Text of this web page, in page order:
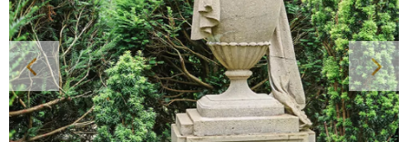
Doppelgrabsteine
Kindergrabsteine
Urnengrabsteine